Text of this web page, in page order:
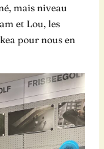
mais niveau
et Lou, les
pour nous en